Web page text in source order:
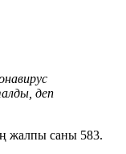
деп
жалпы саны 583.